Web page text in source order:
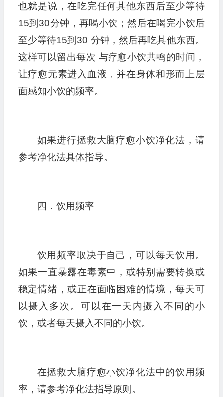
也就是说，在吃完任何其他东西后至少等待
15到30分钟，再喝小饮；然后在喝完小饮后
至少等待15到30 分钟，然后再吃其他东西。
这样可以留出每次 与疗愈小饮共鸣的时间，
让疗愈元素进入血液，并在身体和形而上层
面感知小饮的频率。
如果进行拯救大脑疗愈小饮净化法，请
参考净化法具体指导。
四．饮用频率
饮用频率取决于自己，可以每天饮用。
如果一直暴露在毒素中，或特别需要转换或
稳定情绪，或正在面临困难的情境，每天可
以摄入多次。可以在一天内摄入不同的小
饮，或者每天摄入不同的小饮。
在拯救大脑疗愈小饮净化法中的饮用频
率，请参考净化法指导原则。